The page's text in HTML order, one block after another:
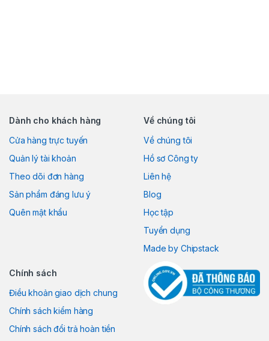
Dành cho khách hàng
Cửa hàng trực tuyến
Quản lý tài khoản
Theo dõi đơn hàng
Sản phẩm đáng lưu ý
Quên mật khẩu
Về chúng tôi
Về chúng tôi
Hồ sơ Công ty
Liên hệ
Blog
Học tập
Tuyển dụng
Made by Chipstack
Chính sách
Điều khoản giao dịch chung
Chính sách kiểm hàng
Chính sách đổi trả hoàn tiền